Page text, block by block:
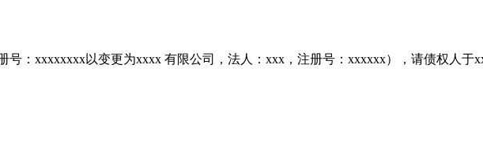
号：xxxxxxxx以变更为xxxx 有限公司，法人：xxx，注册号：xxxxxx），请债权人于